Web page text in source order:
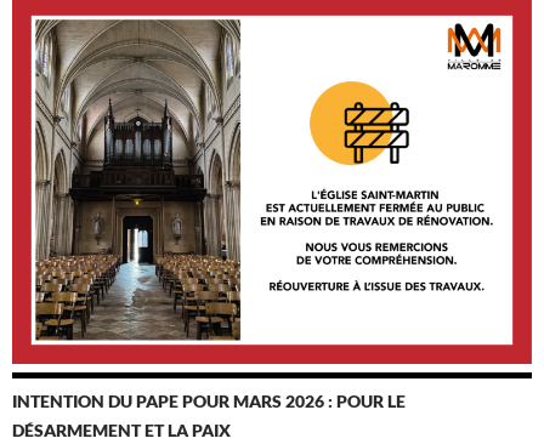
INTENTION DU PAPE POUR MARS 2026 : POUR LE
DÉSARMEMENT ET LA PAIX